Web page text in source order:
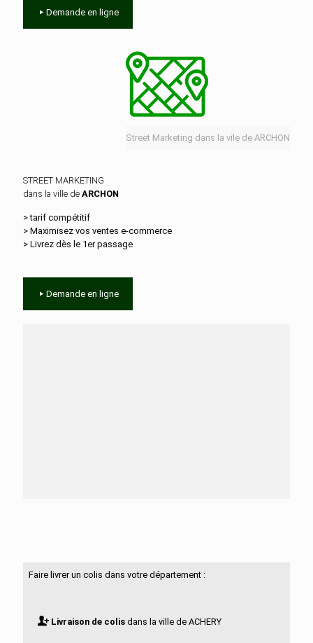
Demande en ligne
Street Marketing dans la vile de ARCHON
STREET MARKETING
dans la ville de ARCHON
> tarif compétitif
> Maximisez vos ventes e‑commerce
> Livrez dès le 1er passage
Demande en ligne
Faire livrer un colis dans votre département :
Livraison de colisdans la ville de ACHERY